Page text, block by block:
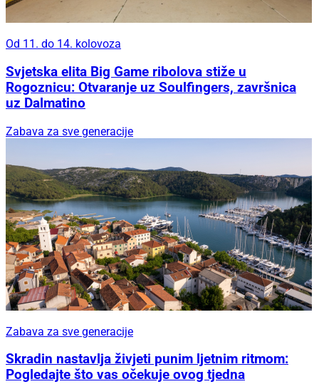
Od 11. do 14. kolovoza
Svjetska elita Big Game ribolova stiže u
Rogoznicu: Otvaranje uz Soulfingers, završnica
uz Dalmatino
Zabava za sve generacije
Zabava za sve generacije
Skradin nastavlja živjeti punim ljetnim ritmom:
Pogledajte što vas očekuje ovog tjedna